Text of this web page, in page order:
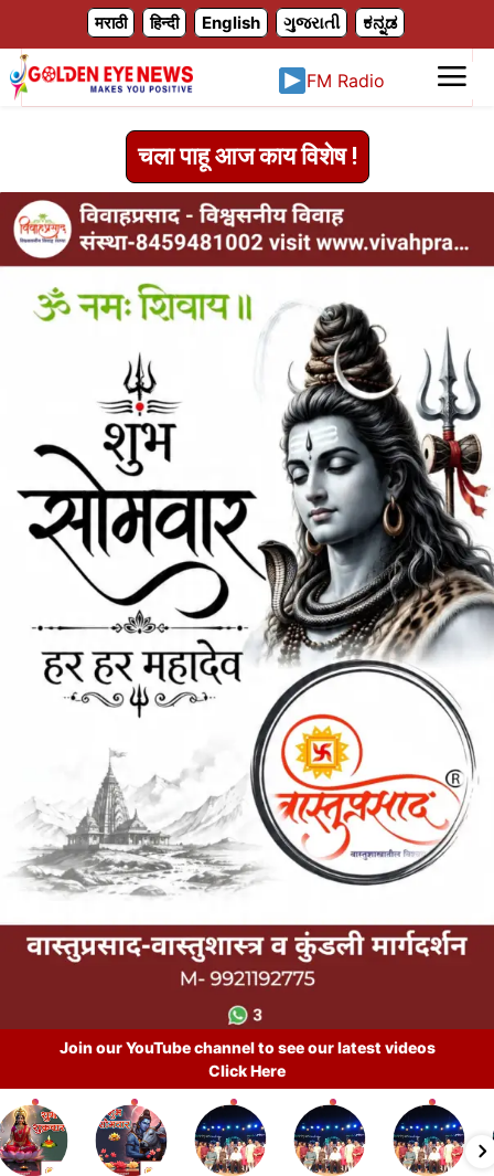
मराठी हिन्दी English ગુજરાતી ಕನ್ನಡ
FM Radio
चला पाहू आज काय विशेष !
Join our YouTube channel to see our latest videos
Click Here